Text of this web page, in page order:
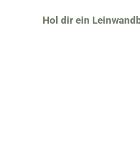
Hol dir ein